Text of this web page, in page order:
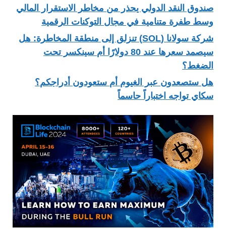
صندوق النقد الدولي يحذر من مخاطر الاستقرار المالي
وسط طفرة متنامية في مجال التوكنات الرقمية
شركة سولانا (SOL) تنزلق إلى منطقة المخاطرة: هل
سيصمد سعرها عند 80 دولارًا أم سينكسر تحت
الضغط؟
هل ستصعدون عبر الغيوم أم ستعودون أدراجكم؟
سكاي تواجه اختباراً حاسماً